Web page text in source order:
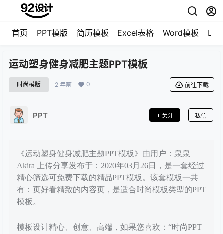
首页 PPT模版 简历模板 Excel表格 Word模板
运动塑身健身减肥主题PPT模板
时尚模版 2 年前 0 前往下载
PPT 关注 私信
《运动塑身健身减肥主题PPT模板》由用户：泉泉
Akira 上传分享发布于：2020年03月26日，是一套经过
精心筛选可免费下载的精品PPT模板。该套模板一共
有：页好看精致的内容页，是适合时尚模板类型的PPT
模板。
模板设计精心、创意、高端，如果您喜欢：“时尚PPT